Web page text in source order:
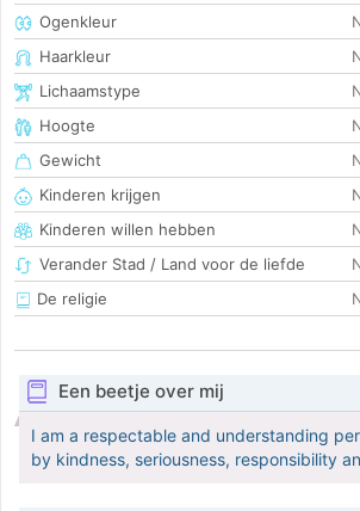
Ogenkleur
Haarkleur
Lichaamstype
Hoogte
Gewicht
Kinderen krijgen
Kinderen willen hebben
Verander Stad / Land voor de liefde
De religie
Een beetje over mij
I am a respectable and understanding
by kindness, seriousness, responsibility